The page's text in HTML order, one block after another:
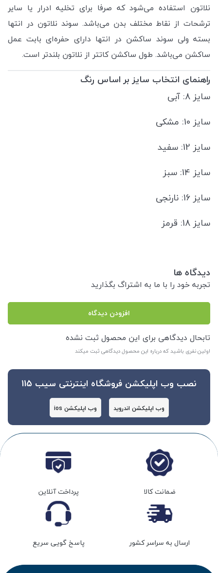
نلاتون استفاده می‌شود که صرفا برای تخلیه ادرار یا سایر
ترشحات از نقاط مختلف بدن می‌باشد. سوند نلاتون در انتها
بسته ولی سوند ساکشن در انتها دارای حفره‌ای بابت عمل
ساکشن می‌باشد. طول ساکشن کاتتر از نلاتون بلندتر است.
راهنمای انتخاب سایز بر اساس رنگ
سایز 8: آبی
سایز 10: مشکی
سایز 12: سفید
سایز 14: سبز
سایز 16: نارنجی
سایز 18: قرمز
دیدگاه ها
تجربه خود را با ما به اشتراگ بگذارید
افزودن دیدگاه
تابحال دیدگاهی برای این محصول ثبت نشده
اولین نفری باشید که درباره این محصول دیدگاهی ثبت میکند
نصب وب اپلیکشن فروشگاه اینترنتی سیب 115
وب اپلیکشن اندروید وب اپلیکشن ios
ضمانت کالا پرداخت آنلاین
ارسال به سراسر کشور پاسخ گویی سریع